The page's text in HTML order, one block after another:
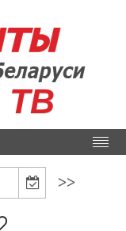
ТВ
>>